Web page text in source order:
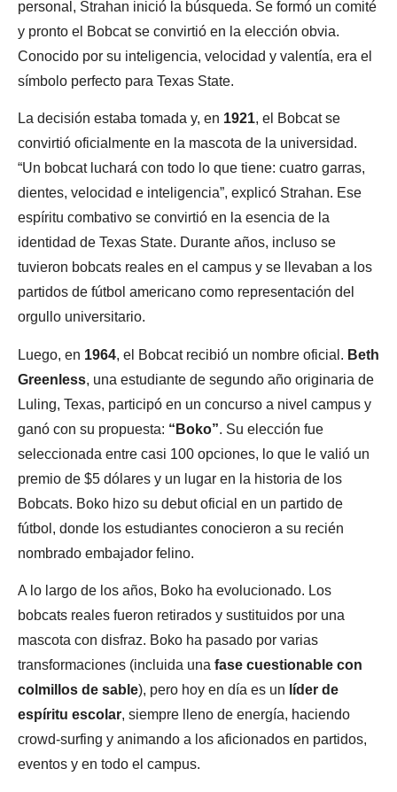
personal, Strahan inició la búsqueda. Se formó un comité
y pronto el Bobcat se convirtió en la elección obvia.
Conocido por su inteligencia, velocidad y valentía, era el
símbolo perfecto para Texas State.
La decisión estaba tomada y, en 1921, el Bobcat se
convirtió oficialmente en la mascota de la universidad.
“Un bobcat luchará con todo lo que tiene: cuatro garras,
dientes, velocidad e inteligencia”, explicó Strahan. Ese
espíritu combativo se convirtió en la esencia de la
identidad de Texas State. Durante años, incluso se
tuvieron bobcats reales en el campus y se llevaban a los
partidos de fútbol americano como representación del
orgullo universitario.
Luego, en 1964, el Bobcat recibió un nombre oficial. Beth
Greenless, una estudiante de segundo año originaria de
Luling, Texas, participó en un concurso a nivel campus y
ganó con su propuesta: “Boko”. Su elección fue
seleccionada entre casi 100 opciones, lo que le valió un
premio de $5 dólares y un lugar en la historia de los
Bobcats. Boko hizo su debut oficial en un partido de
fútbol, donde los estudiantes conocieron a su recién
nombrado embajador felino.
A lo largo de los años, Boko ha evolucionado. Los
bobcats reales fueron retirados y sustituidos por una
mascota con disfraz. Boko ha pasado por varias
transformaciones (incluida una fase cuestionable con
colmillos de sable), pero hoy en día es un líder de
espíritu escolar, siempre lleno de energía, haciendo
crowd-surfing y animando a los aficionados en partidos,
eventos y en todo el campus.